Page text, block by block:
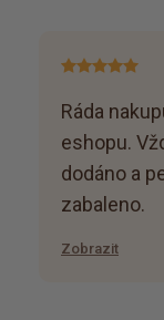
Ráda
eshopu.
dodáno a
zabaleno.
Zobrazit